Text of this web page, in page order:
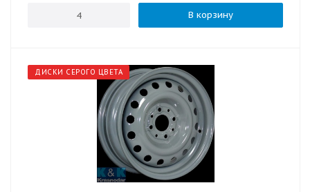
В корзину
ДИСКИ СЕРОГО ЦВЕТА